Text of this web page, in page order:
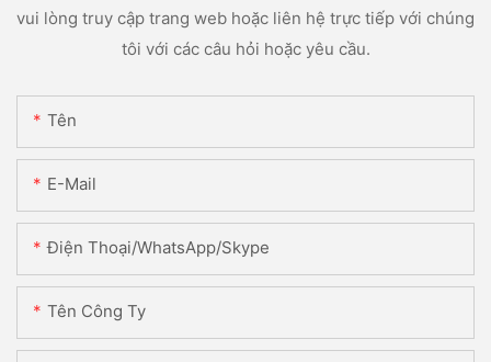
vui lòng truy cập trang web hoặc liên hệ trực tiếp với chúng
tôi với các câu hỏi hoặc yêu cầu.
Tên
E-Mail
Điện Thoại/WhatsApp/Skype
Tên Công Ty